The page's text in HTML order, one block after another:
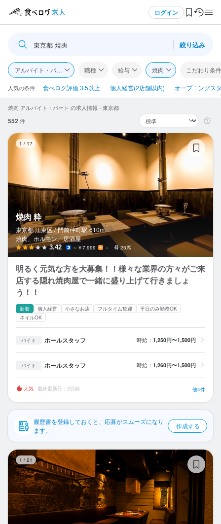
ログイン
食べログ求人TOP
求人検索
閲覧履歴
検索履歴・保存した条件
応募履歴
WEB履歴書
スカウト・メルマガ受信設定
ヘルプ・お問い合わせフォーム
掲載をご検討の店舗様へ
プライバシーポリシー
利用規約
企業情報
東京都 焼肉 絞り込み
アルバイト・パート 職種 給与 焼肉 こだわり条件
人気の条件 食べログ評価 3.5以上 個人経営(2店舗以内) オープニングス
焼肉 アルバイト・パート の求人情報 - 東京都
552 件
1 / 17
焼肉 粋
東京都 江東区 / 門前仲町駅 610m
焼肉、ホルモン、居酒屋
3.42 ～￥7,999 － 25席
明るく元気な方を大募集！！様々な業界の方々がご来
店する隠れ焼肉屋で一緒に盛り上げて行きましょ
う！！
新着 個人経営 小さなお店 フルタイム歓迎
平日のみ勤務OK
ネイルOK
バイト ホールスタッフ 時給： 1,250円〜1,500円
バイト ホールスタッフ 時給： 1,260円〜1,500円
人気 最終更新日：2日前 他4件
履歴書を登録しておくと、応募がスムーズになり
ます。
作成する
1 / 21